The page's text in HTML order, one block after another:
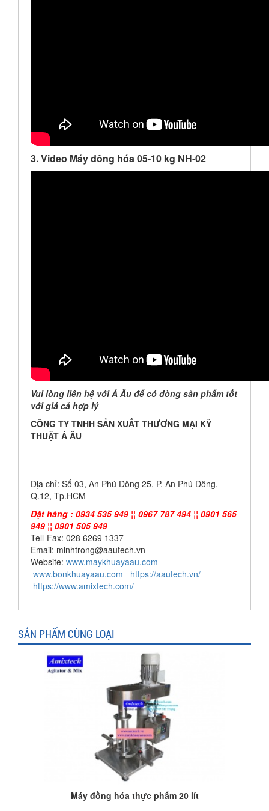
3. Video Máy đồng hóa 05-10 kg NH-02
Vui lòng liên hệ với Á Âu để có dòng sản phẩm tốt
với giá cả hợp lý
CÔNG TY TNHH SẢN XUẤT THƯƠNG MẠI KỸ
THUẬT Á ÂU
---------------------------------------------------------------------
------------------
Địa chỉ: Số 03, An Phú Đông 25, P. An Phú Đông,
Q.12, Tp.HCM
Đặt hàng : 0934 535 949 ¦¦ 0967 787 494 ¦¦ 0901 565
949 ¦¦ 0901 505 949
Tell-Fax: 028 6269 1337
Email: minhtrong@aautech.vn
Website: www.maykhuayaau.com
www.bonkhuayaau.com
https://aautech.vn/
https://www.amixtech.com/
SẢN PHẨM CÙNG LOẠI
Máy đồng hóa thực phẩm 20 lít